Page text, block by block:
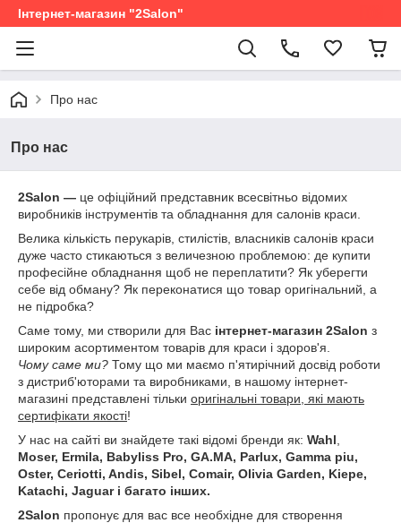
Інтернет-магазин "2Salon"
Про нас
Про нас
2Salon ― це офіційний представник всесвітньо відомих
виробників інструментів та обладнання для салонів краси.
Велика кількість перукарів, стилістів, власників салонів краси
дуже часто стикаються з величезною проблемою: де купити
професійне обладнання щоб не переплатити? Як уберегти
себе від обману? Як переконатися що товар оригінальний, а
не підробка?
Саме тому, ми створили для Вас інтернет-магазин 2Salon з
широким асортиментом товарів для краси і здоров'я.
Чому саме ми? Тому що ми маємо п'ятирічний досвід роботи
з дистриб'юторами та виробниками, в нашому інтернет-
магазині представлені тільки оригінальні товари, які мають
сертифікати якості!
У нас на сайті ви знайдете такі відомі бренди як: Wahl
Moser, Ermila, Babyliss Pro, GA.MA, Parlux, Gamma piu,
Oster, Ceriotti, Andis, Sibel, Comair, Olivia Garden, Kiepe,
Katachi, Jaguar і багато інших.
2Salon пропонує для вас все необхідне для створення